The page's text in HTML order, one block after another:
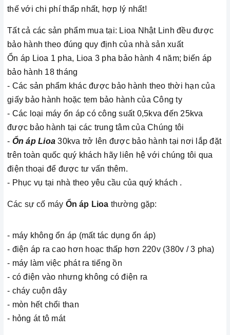
thế với chi phí thấp nhất, hợp lý nhất!
Tất cả các sản phẩm mua tại: Lioa Nhật Linh đều được
bảo hành theo đúng quy định của nhà sản xuất
Ổn áp Lioa 1 pha, Lioa 3 pha bảo hành 4 năm; biến áp
bảo hành 18 tháng
- Các sản phẩm khác được bảo hành theo thời hạn của
giấy bảo hành hoặc tem bảo hành của Công ty
- Các loại máy ổn áp có công suất 0,5kva đến 25kva
được bảo hành tại các trung tâm của Chúng tôi
- Ổn áp Lioa 30kva trở lên được bảo hành tại nơi lắp đặt
trên toàn quốc quý khách hãy liên hệ với chúng tôi qua
điện thoại để được tư vấn thêm.
- Phục vụ tại nhà theo yêu cầu của quý khách .
Các sự cố máy Ổn áp Lioa thường gặp:
- máy không ổn áp (mất tác dụng ổn áp)
- điện áp ra cao hơn hoạc thấp hơn 220v (380v / 3 pha)
- máy làm việc phát ra tiếng ồn
- có điện vào nhưng không có điện ra
- cháy cuộn dây
- mòn hết chổi than
- hỏng át tô mát